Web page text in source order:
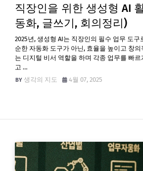
직장인을 위한 생성형 AI
동화, 글쓰기, 회의정리)
2025년, 생성형 AI는 직장인의 필수 업무 도
순한 자동화 도구가 아닌, 효율을 높이고 창
는 디지털 비서 역할을 하며 각종 업무를 빠
고 …
생각의 지도
4월 07, 2025